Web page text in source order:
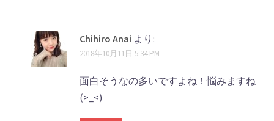
Chihiro Anai より:
2018年10月11日 5:34 PM
面白そうなの多いですよね！悩みますね
(>_<)